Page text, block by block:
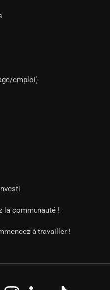
emploi)
la communauté !
à travailler !